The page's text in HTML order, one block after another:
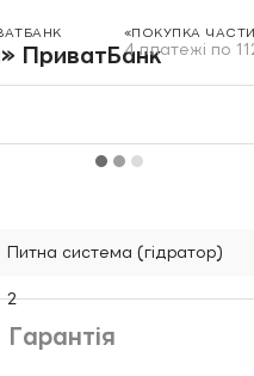
«ПОКУПКА
4 платежі по
Питна система (гідратор)
2
Гарантія